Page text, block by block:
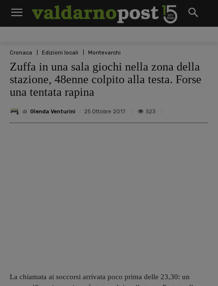
Cronaca Edizioni locali Montevarchi
Zuffa in una sala giochi nella zona della
stazione, 48enne colpito alla testa. Forse
una tentata rapina
di Glenda Venturini 25 Ottobre 2017 523
La chiamata ai soccorsi arrivata poco prima delle 23,30: un